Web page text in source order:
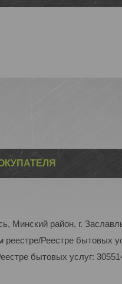
Минский район, г.
реестре/Реестре бытовых
бытовых услуг: